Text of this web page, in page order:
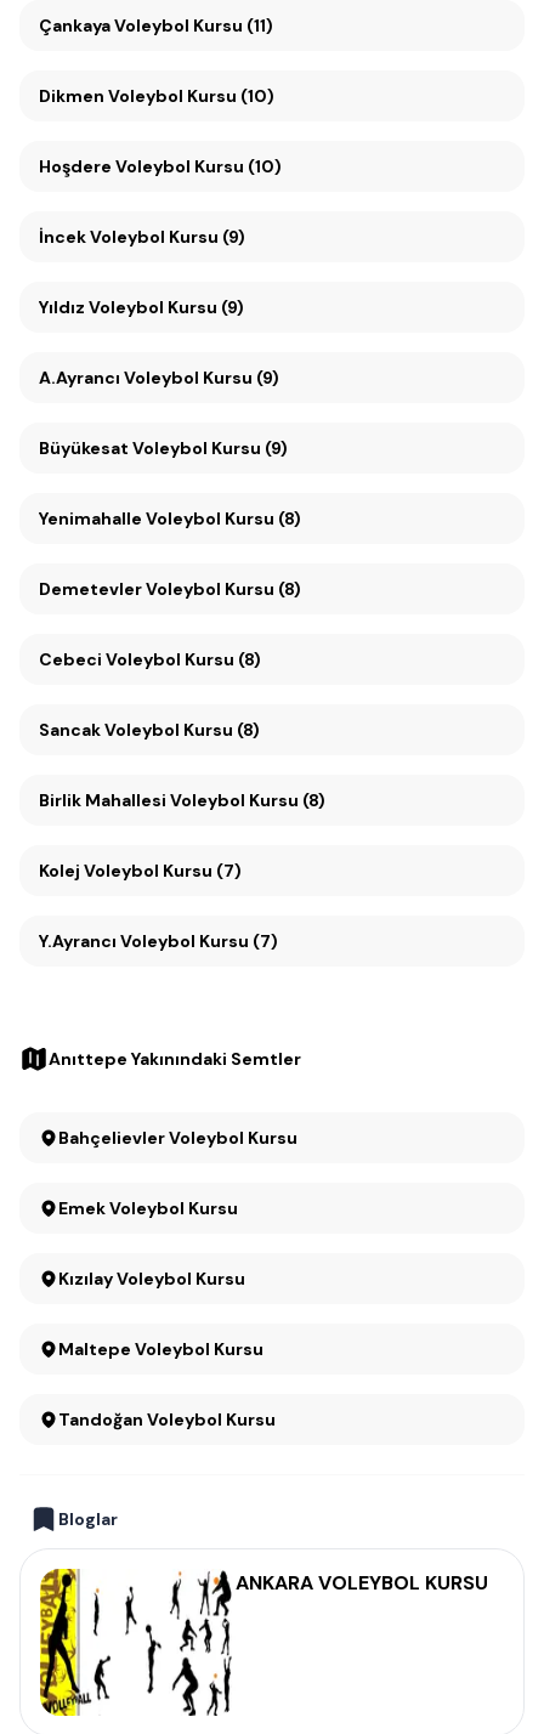
Çankaya Voleybol Kursu (11)
Dikmen Voleybol Kursu (10)
Hoşdere Voleybol Kursu (10)
İncek Voleybol Kursu (9)
Yıldız Voleybol Kursu (9)
A.Ayrancı Voleybol Kursu (9)
Büyükesat Voleybol Kursu (9)
Yenimahalle Voleybol Kursu (8)
Demetevler Voleybol Kursu (8)
Cebeci Voleybol Kursu (8)
Sancak Voleybol Kursu (8)
Birlik Mahallesi Voleybol Kursu (8)
Kolej Voleybol Kursu (7)
Y.Ayrancı Voleybol Kursu (7)
Anıttepe Yakınındaki Semtler
Bahçelievler Voleybol Kursu
Emek Voleybol Kursu
Kızılay Voleybol Kursu
Maltepe Voleybol Kursu
Tandoğan Voleybol Kursu
Bloglar
ANKARA VOLEYBOL KURSU